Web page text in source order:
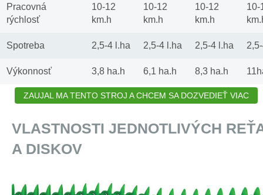
Pracovná
rýchlosť
10-12
km.h
10-12
km.h
10-12
km.h
10-
Spotreba 2,5-4 l.ha 2,5-4 l.ha 2,5-4 l.ha
Výkonnosť 3,8 ha.h 6,1 ha.h 8,3 ha.h
ZAUJAL MA TENTO STROJ A CHCEM SA DOZVEDIEŤ VIAC
VLASTNOSTI JEDNOTLIVÝCH
A DISKOV